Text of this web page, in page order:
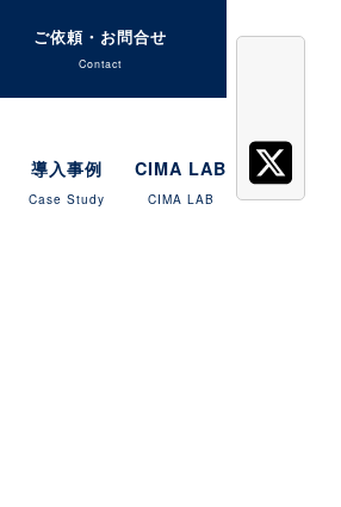
ご依頼・お問合せ
Contact
導入事例
Case Study
CIMA LAB
CIMA LAB